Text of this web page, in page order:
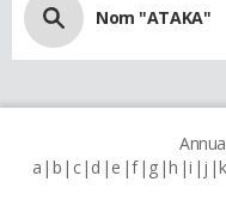
Nom "ATAKA"
a b c d e f g h i j k